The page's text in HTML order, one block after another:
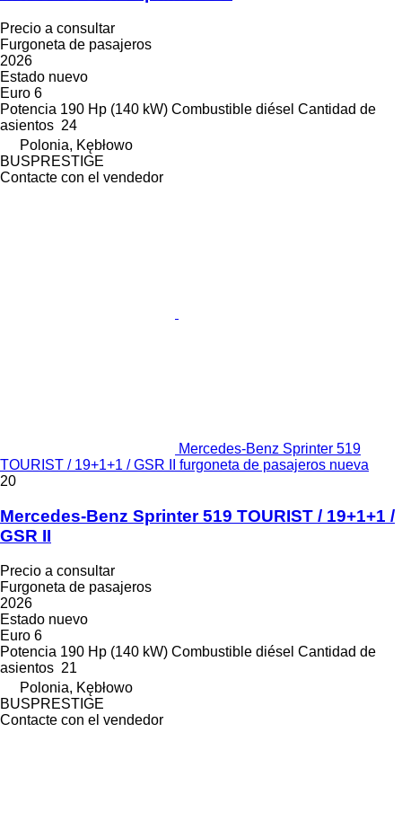
Precio a consultar
Furgoneta de pasajeros
2026
Estado nuevo
Euro 6
Potencia 190 Hp (140 kW) Combustible diésel Cantidad de
asientos 24
Polonia, Kębłowo
BUSPRESTIGE
Contacte con el vendedor
Mercedes-Benz Sprinter 519
TOURIST / 19+1+1 / GSR II furgoneta de pasajeros nueva
20
Mercedes-Benz Sprinter 519 TOURIST / 19+1+1 /
GSR II
Precio a consultar
Furgoneta de pasajeros
2026
Estado nuevo
Euro 6
Potencia 190 Hp (140 kW) Combustible diésel Cantidad de
asientos 21
Polonia, Kębłowo
BUSPRESTIGE
Contacte con el vendedor